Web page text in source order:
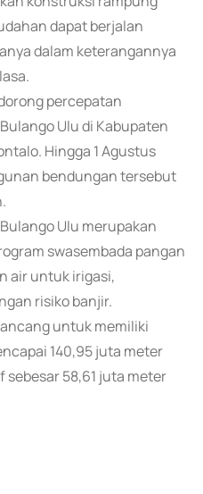
dapat berjalan
dalam keterangannya
percepatan
Ulu di Kabupaten
Hingga 1 Agustus
bendungan tersebut
Ulu merupakan
swasembada pangan
air untuk irigasi,
risiko banjir.
untuk memiliki
140,95 juta meter
58,61 juta meter